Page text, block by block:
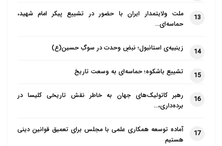
13
ملت ولایتمدار ایران با حضور در تشییع پیکر امام شهید،
حماسه‌ای…
14 زینبیه‌ی استانبول؛ نبضِ وحدت در سوگِ حسین(ع)
15 تشییع باشکوه؛ حماسه‌ای به وسعت تاریخ
16
رهبر کاتولیک‌های جهان به خاطر نقش تاریخی کلیسا در
برده‌داری،…
17
آماده توسعه همکاری علمی با مجلس برای تعمیق قوانین دینی
هستیم